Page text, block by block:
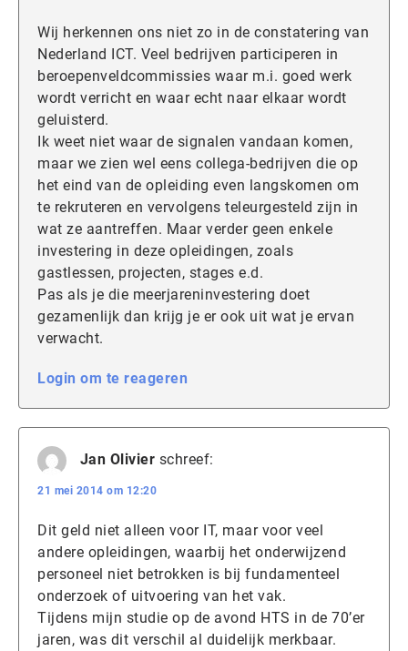
Wij herkennen ons niet zo in de constatering van
Nederland ICT. Veel bedrijven participeren in
beroepenveldcommissies waar m.i. goed werk
wordt verricht en waar echt naar elkaar wordt
geluisterd.
Ik weet niet waar de signalen vandaan komen,
maar we zien wel eens collega-bedrijven die op
het eind van de opleiding even langskomen om
te rekruteren en vervolgens teleurgesteld zijn in
wat ze aantreffen. Maar verder geen enkele
investering in deze opleidingen, zoals
gastlessen, projecten, stages e.d.
Pas als je die meerjareninvestering doet
gezamenlijk dan krijg je er ook uit wat je ervan
verwacht.
Login om te reageren
Jan Olivier schreef:
21 mei 2014 om 12:20
Dit geld niet alleen voor IT, maar voor veel
andere opleidingen, waarbij het onderwijzend
personeel niet betrokken is bij fundamenteel
onderzoek of uitvoering van het vak.
Tijdens mijn studie op de avond HTS in de 70’er
jaren, was dit verschil al duidelijk merkbaar.